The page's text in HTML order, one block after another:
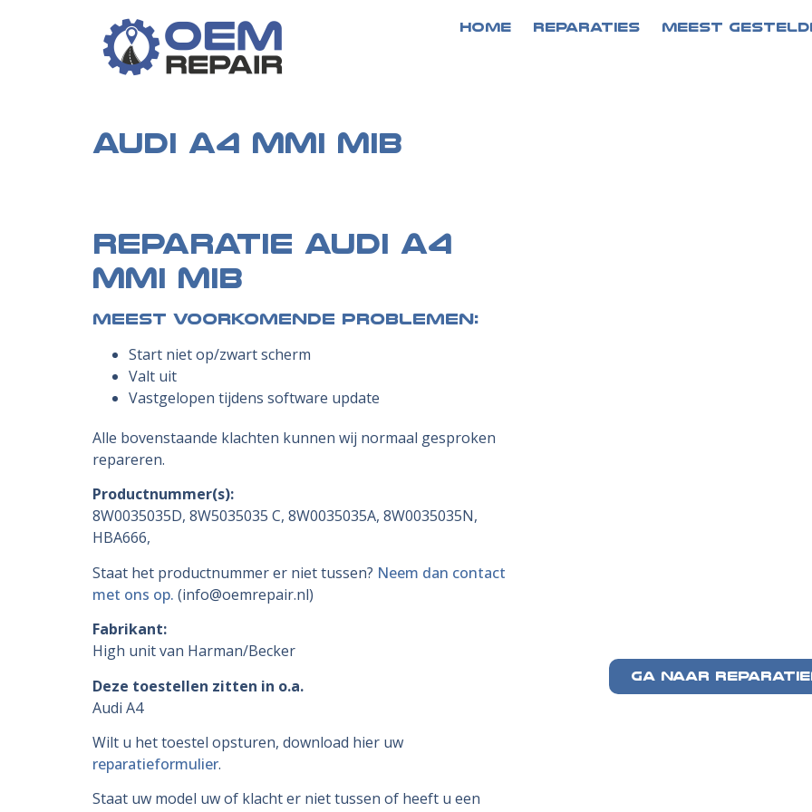
HOME REPARATIES MEEST
Audi A4 MMI MIB
Reparatie Audi A4
MMI MIB
Meest voorkomende problemen:
Start niet op/zwart scherm
Valt uit
Vastgelopen tijdens software update
Alle bovenstaande klachten kunnen wij normaal gesproken
repareren.
Productnummer(s):
8W0035035D, 8W5035035 C, 8W0035035A, 8W0035035N,
HBA666,
Staat het productnummer er niet tussen? Neem dan contact
met ons op. (info@oemrepair.nl)
Fabrikant:
High unit van Harman/Becker
Deze toestellen zitten in o.a.
Audi A4
Wilt u het toestel opsturen, download hier uw
reparatieformulier.
Staat uw model uw of klacht er niet tussen of heeft u een
GA NAAR